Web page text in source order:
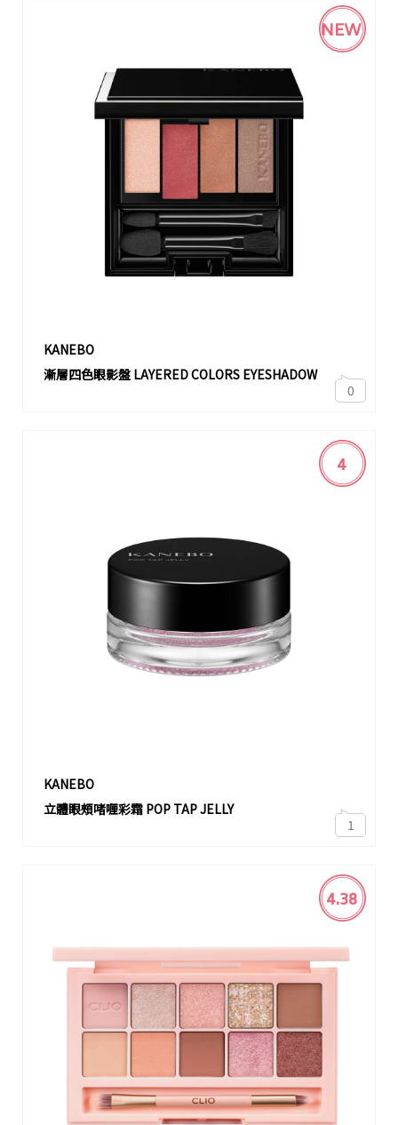
KANEBO
漸層四色眼影盤 LAYERED COLORS EYESHADOW
NEW
0
KANEBO
立體眼頰啫喱彩霜 POP TAP JELLY
4
1
4.38